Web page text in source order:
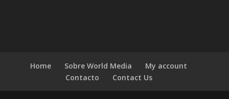
Home Sobre World Media
My account
Contacto
Contact Us